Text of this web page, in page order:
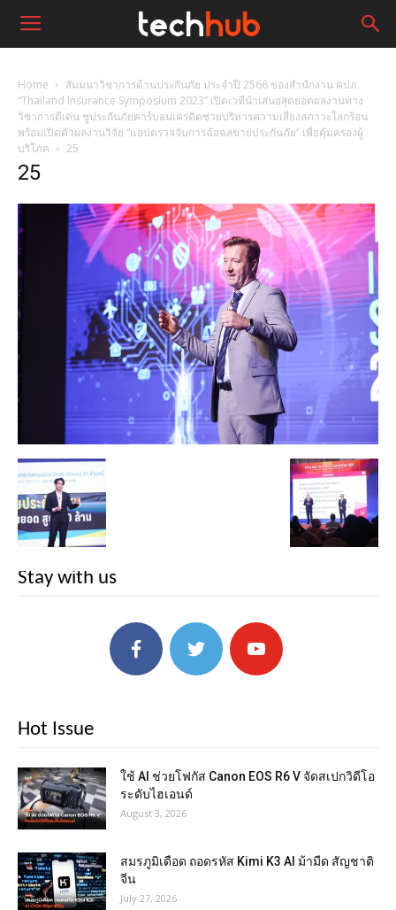
Home
สัมมนาวิชาการด้านประกันภัย ประจำปี 2566 ของสำนักงาน คปภ.
“Thailand Insurance Symposium 2023” เปิดเวทีนำเสนอสุดยอดผลงานทาง
วิชาการดีเด่น ชูประกันภัยคาร์บอนเครดิตช่วยบริหารความเสี่ยงสภาวะโลกร้อน
พร้อมเปิดตัวผลงานวิจัย “แอปตรวจจับการฉ้อฉลขายประกันภัย” เพื่อคุ้มครองผู้
บริโภค
25
25
Stay with us
Hot Issue
ใช้ AI ช่วยโฟกัส Canon EOS R6 V จัดสเปกวิดีโอ
ระดับไฮเอนด์
August 3, 2026
สมรภูมิเดือด ถอดรหัส Kimi K3 AI ม้ามืด สัญชาติ
จีน
July 27, 2026